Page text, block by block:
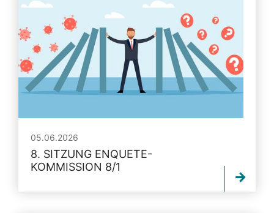
05.06.2026
8. SITZUNG ENQUETE-
KOMMISSION 8/1